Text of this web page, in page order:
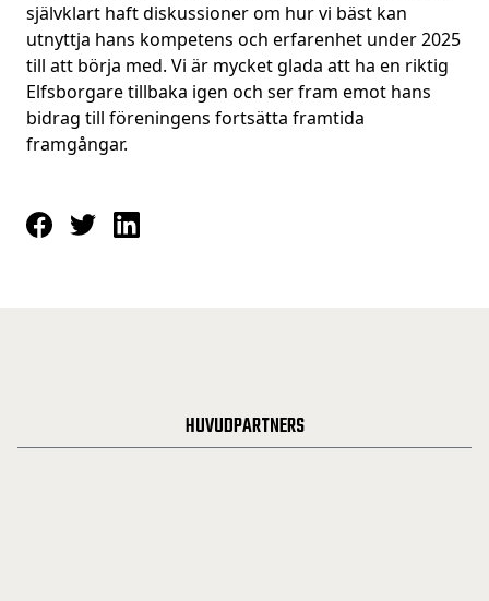
självklart haft diskussioner om hur vi bäst kan
utnyttja hans kompetens och erfarenhet under 2025
till att börja med. Vi är mycket glada att ha en riktig
Elfsborgare tillbaka igen och ser fram emot hans
bidrag till föreningens fortsätta framtida
framgångar.
HUVUDPARTNERS